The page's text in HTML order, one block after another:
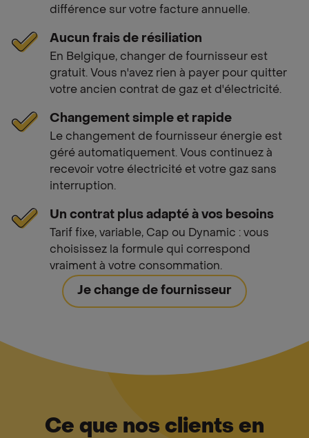
différence sur votre facture annuelle.
Aucun frais de résiliation
En Belgique, changer de fournisseur est
gratuit. Vous n'avez rien à payer pour quitter
votre ancien contrat de gaz et d'électricité.
Changement simple et rapide
Le changement de fournisseur énergie est
géré automatiquement. Vous continuez à
recevoir votre électricité et votre gaz sans
interruption.
Un contrat plus adapté à vos besoins
Tarif fixe, variable, Cap ou Dynamic : vous
choisissez la formule qui correspond
vraiment à votre consommation.
Je change de fournisseur
Ce que nos clients en